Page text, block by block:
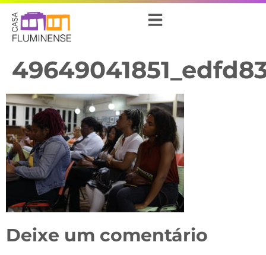
Deixe um comentário